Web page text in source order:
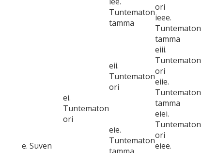
Tuntematon
tamma
ori
ieee.
Tuntematon
tamma
e. Suven
ei.
Tuntematon
ori
eii.
Tuntematon
ori
eiii.
Tuntematon
ori
eiie.
Tuntematon
tamma
eie.
Tuntematon
eiei.
Tuntematon
ori
eiee.